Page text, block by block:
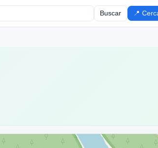
Buscar 📍